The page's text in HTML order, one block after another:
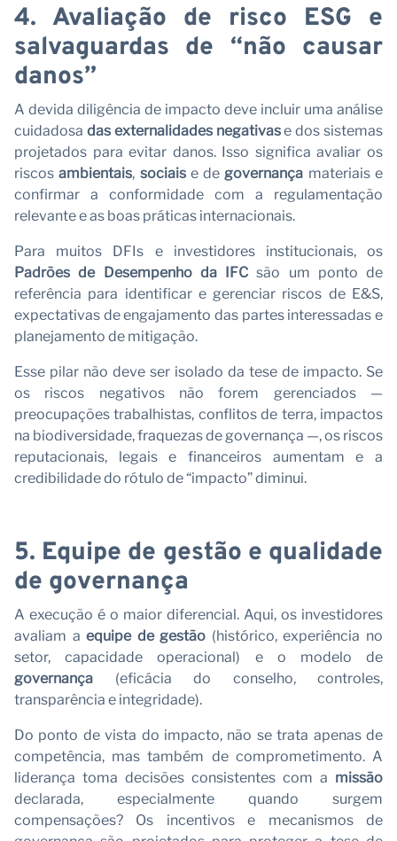
4. Avaliação de risco ESG e
salvaguardas de “não causar
danos”
A devida diligência de impacto deve incluir uma análise
cuidadosa das externalidades negativase dos sistemas
projetados para evitar danos. Isso significa avaliar os
riscosambientais, sociaise de governança materiais e
confirmar a conformidade com a regulamentação
relevante e as boas práticas internacionais.
Para muitos DFIs e investidores institucionais, os
Padrões de Desempenho da IFC são um ponto de
referência para identificar e gerenciar riscos de E&S,
expectativas de engajamento das partes interessadas e
planejamento de mitigação.
Esse pilar não deve ser isolado da tese de impacto. Se
os riscos negativos não forem gerenciados —
preocupações trabalhistas, conflitos de terra, impactos
na biodiversidade, fraquezas de governança —, os riscos
reputacionais, legais e financeiros aumentam e a
credibilidade do rótulo de “impacto” diminui.
5. Equipe de gestão e qualidade
de governança
A execução é o maior diferencial. Aqui, os investidores
avaliam aequipe de gestão (histórico, experiência no
setor, capacidade operacional) e o modelo de
governança (eficácia do conselho, controles,
transparência e integridade).
Do ponto de vista do impacto, não se trata apenas de
competência, mas também de comprometimento. A
liderança toma decisões consistentes com a missão
declarada, especialmente quando surgem
compensações? Os incentivos e mecanismos de